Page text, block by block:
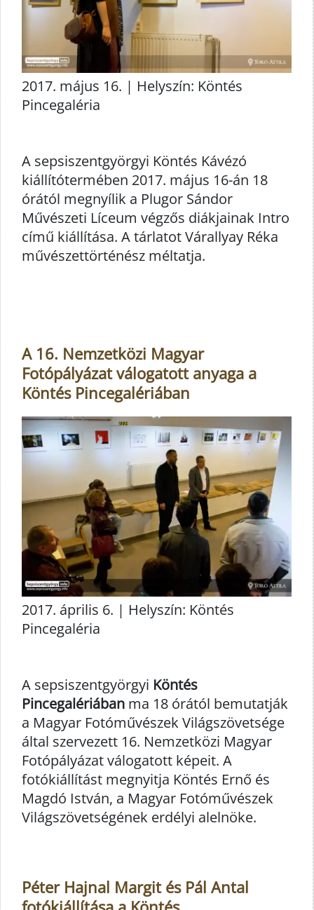
2017. május 16. | Helyszín: Köntés
Pincegaléria
A sepsiszentgyörgyi Köntés Kávézó
kiállítótermében 2017. május 16-án 18
órától megnyílik a Plugor Sándor
Művészeti Líceum végzős diákjainak Intro
című kiállítása. A tárlatot Várallyay Réka
művészettörténész méltatja.
A 16. Nemzetközi Magyar
Fotópályázat válogatott anyaga a
Köntés Pincegalériában
2017. április 6. | Helyszín: Köntés
Pincegaléria
A sepsiszentgyörgyi Köntés
Pincegalériában ma 18 órától bemutatják
a Magyar Fotóművészek Világszövetsége
által szervezett 16. Nemzetközi Magyar
Fotópályázat válogatott képeit. A
fotókiállítást megnyitja Köntés Ernő és
Magdó István, a Magyar Fotóművészek
Világszövetségének erdélyi alelnöke.
Péter Hajnal Margit és Pál Antal